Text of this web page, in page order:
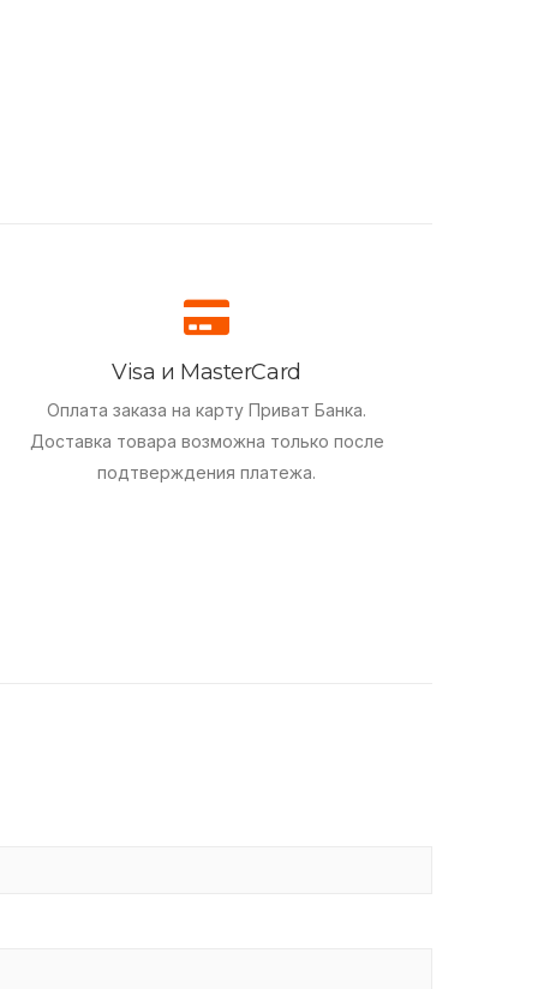
Visa и MasterCard
Оплата заказа на карту Приват Банка.
Доставка товара возможна только после
подтверждения платежа.